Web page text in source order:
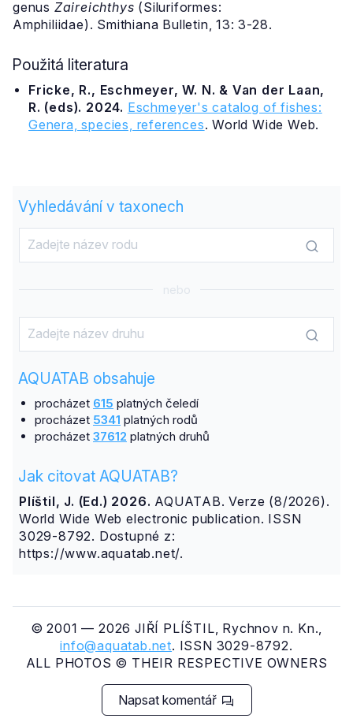
genus Zaireichthys (Siluriformes:
Amphiliidae). Smithiana Bulletin, 13: 3-28.
Použitá literatura
Fricke, R., Eschmeyer, W. N. & Van der Laan,
R. (eds). 2024. Eschmeyer's catalog of fishes:
Genera, species, references. World Wide Web.
Vyhledávání v taxonech
nebo
AQUATAB obsahuje
procházet 615 platných čeledí
procházet 5341 platných rodů
procházet 37612 platných druhů
Jak citovat AQUATAB?
Plíštil, J. (Ed.) 2026. AQUATAB. Verze (8/2026).
World Wide Web electronic publication. ISSN
3029-8792. Dostupné z:
https://www.aquatab.net/.
© 2001 — 2026 JIŘÍ PLÍŠTIL, Rychnov n. Kn.,
info@aquatab.net. ISSN 3029-8792.
ALL PHOTOS © THEIR RESPECTIVE OWNERS
Napsat komentář